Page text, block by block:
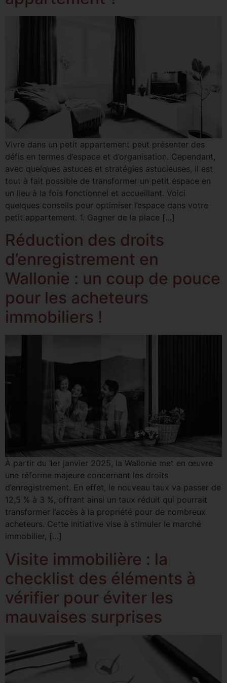
Vivre dans un petit appartement peut présenter des
défis en termes d’espace et d’organisation. Cependant,
avec quelques astuces et stratégies astucieuses, il est
tout à fait possible de transformer un petit espace en
un lieu à la fois fonctionnel et accueillant. Voici
quelques conseils pour optimiser l’espace dans votre
petit appartement. 1. Gagner de la place […]
​​​​Réduction des droits
d’enregistrement en
Wallonie : un coup de pouce
pour les acheteurs
immobiliers !
À partir du 1er janvier 2025, la Wallonie met en œuvre
une réforme majeure concernant les droits
d’enregistrement. En effet, le nouveau taux va passer de
12,5 % à 3 %, offrant ainsi un taux réduit qui pourrait
transformer l’accès à la propriété pour de nombreux
acheteurs. Cette initiative vise à stimuler le marché
immobilier, […]
Visite immobilière : la
checklist des éléments à
vérifier pour éviter les
mauvaises surprises